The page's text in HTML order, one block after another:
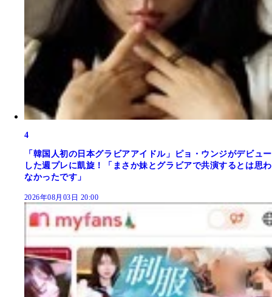
4
「韓国人初の日本グラビアアイドル」ピョ・ウンジがデビュー
した週プレに凱旋！「まさか妹とグラビアで共演するとは思わ
なかったです」
2026年08月03日 20:00